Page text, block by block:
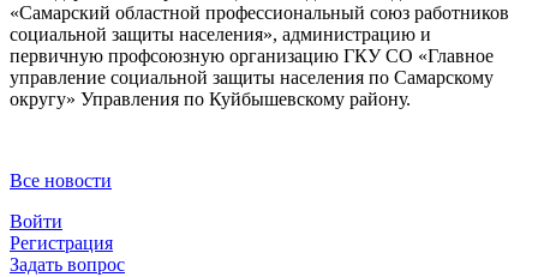
«Самарский областной профессиональный союз работников
социальной защиты населения», администрацию и
первичную профсоюзную организацию ГКУ СО «Главное
управление социальной защиты населения по Самарскому
округу» Управления по Куйбышевскому району.
Все новости
Войти
Регистрация
Задать вопрос